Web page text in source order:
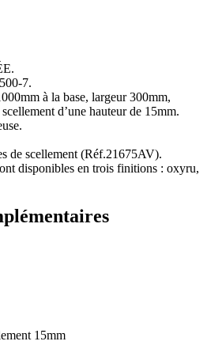
7.
à la base, largeur 300mm,
d’une hauteur de 15mm.
de scellement (Réf.21675AV).
disponibles en trois finitions : oxyru,
15mm